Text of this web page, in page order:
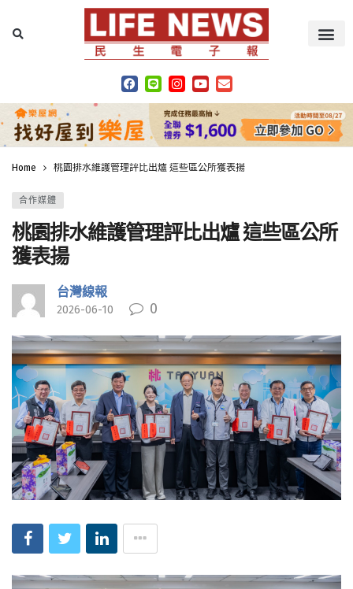
Home 桃園排水維護管理評比出爐 這些區公所獲表揚
合作媒體
桃園排水維護管理評比出爐 這些區公所
獲表揚
台灣線報
2026-06-10 0